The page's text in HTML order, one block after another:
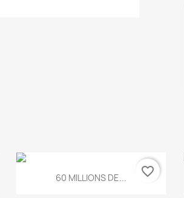
Aperçu rapide
60 MILLIONS DE... favorite_border